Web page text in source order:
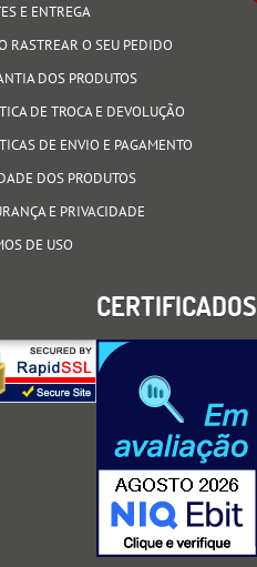
E ENTREGA
RASTREAR O SEU PEDIDO
DOS PRODUTOS
DE TROCA E DEVOLUÇÃO
DE ENVIO E PAGAMENTO
DOS PRODUTOS
E PRIVACIDADE
DE USO
CERTIFICADOS